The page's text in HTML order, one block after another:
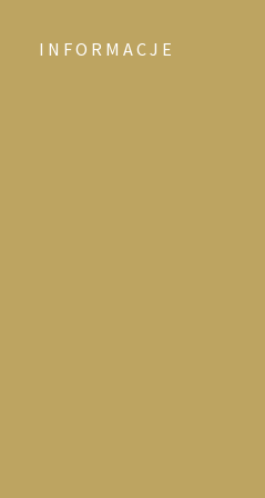
INFORMACJE